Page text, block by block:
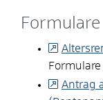
Antrag